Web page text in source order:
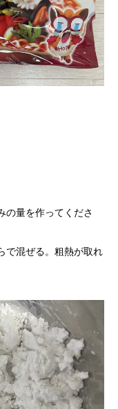
量を作ってくださ
で混ぜる。粗熱が取れ